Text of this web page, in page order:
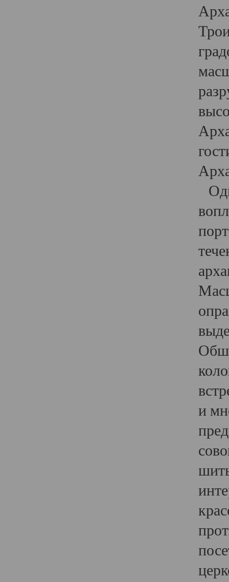
и